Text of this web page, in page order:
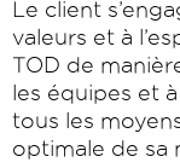
Le client
valeurs et à
TOD de
les équipes et
tous les
optimale de sa